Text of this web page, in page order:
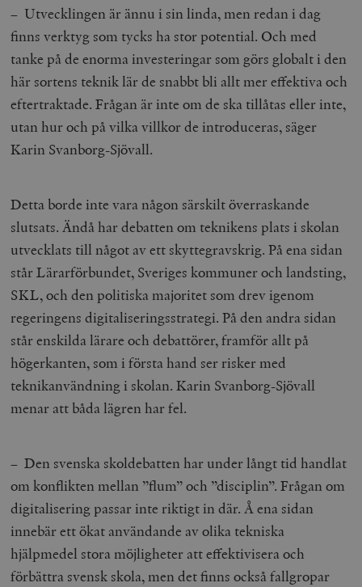
– Utvecklingen är ännu i sin linda, men redan i dag
finns verktyg som tycks ha stor potential. Och med
tanke på de enorma investeringar som görs globalt i den
här sortens teknik lär de snabbt bli allt mer effektiva och
eftertraktade. Frågan är inte om de ska tillåtas eller inte,
utan hur och på vilka villkor de introduceras, säger
Karin Svanborg-Sjövall.
Detta borde inte vara någon särskilt överraskande
slutsats. Ändå har debatten om teknikens plats i skolan
utvecklats till något av ett skyttegravskrig. På ena sidan
står Lärarförbundet, Sveriges kommuner och landsting,
SKL, och den politiska majoritet som drev igenom
regeringens digitaliseringsstrategi. På den andra sidan
står enskilda lärare och debattörer, framför allt på
högerkanten, som i första hand ser risker med
teknikanvändning i skolan. Karin Svanborg-Sjövall
menar att båda lägren har fel.
– Den svenska skoldebatten har under långt tid handlat
om konflikten mellan ”flum” och ”disciplin”. Frågan om
digitalisering passar inte riktigt in där. Å ena sidan
innebär ett ökat användande av olika tekniska
hjälpmedel stora möjligheter att effektivisera och
förbättra svensk skola, men det finns också fallgropar